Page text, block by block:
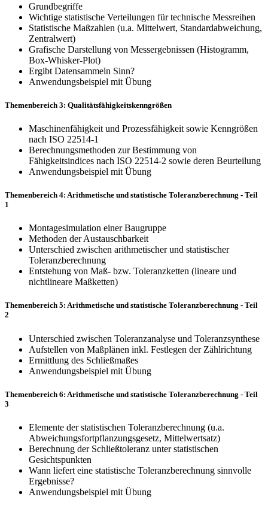
Grundbegriffe
Wichtige statistische Verteilungen für technische Messreihen
Statistische Maßzahlen (u.a. Mittelwert, Standardabweichung,
Zentralwert)
Grafische Darstellung von Messergebnissen (Histogramm,
Box-Whisker-Plot)
Ergibt Datensammeln Sinn?
Anwendungsbeispiel mit Übung
Themenbereich 3: Qualitätsfähigkeitskenngrößen
Maschinenfähigkeit und Prozessfähigkeit sowie Kenngrößen
nach ISO 22514-1
Berechnungsmethoden zur Bestimmung von
Fähigkeitsindices nach ISO 22514-2 sowie deren Beurteilung
Anwendungsbeispiel mit Übung
Themenbereich 4: Arithmetische und statistische Toleranzberechnung - Teil
1
Montagesimulation einer Baugruppe
Methoden der Austauschbarkeit
Unterschied zwischen arithmetischer und statistischer
Toleranzberechnung
Entstehung von Maß- bzw. Toleranzketten (lineare und
nichtlineare Maßketten)
Themenbereich 5: Arithmetische und statistische Toleranzberechnung - Teil
2
Unterschied zwischen Toleranzanalyse und Toleranzsynthese
Aufstellen von Maßplänen inkl. Festlegen der Zählrichtung
Ermittlung des Schließmaßes
Anwendungsbeispiel mit Übung
Themenbereich 6: Arithmetische und statistische Toleranzberechnung - Teil
3
Elemente der statistischen Toleranzberechnung (u.a.
Abweichungsfortpflanzungsgesetz, Mittelwertsatz)
Berechnung der Schließtoleranz unter statistischen
Gesichtspunkten
Wann liefert eine statistische Toleranzberechnung sinnvolle
Ergebnisse?
Anwendungsbeispiel mit Übung